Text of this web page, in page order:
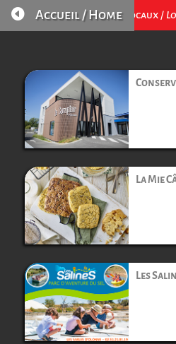
Produits Locaux /
 Accueil / Home
La Mie
Les